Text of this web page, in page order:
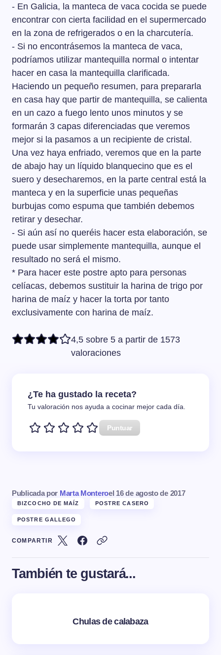
la parte central está la manteca y en la superficie unas
pequeñas burbujas como espuma que también
debemos retirar y desechar.
- En Galicia, la manteca de vaca cocida se puede
encontrar con cierta facilidad en el supermercado
en la zona de refrigerados o en la charcutería.
- Si no encontrásemos la manteca de vaca,
podríamos utilizar mantequilla normal o intentar
hacer en casa la mantequilla clarificada.
Haciendo un pequeño resumen, para prepararla
en casa hay que partir de mantequilla, se calienta
en un cazo a fuego lento unos minutos y se
formarán 3 capas diferenciadas que veremos
mejor si la pasamos a un recipiente de cristal.
Una vez haya enfriado, veremos que en la parte
de abajo hay un líquido blanquecino que es el
suero y desecharemos, en la parte central está la
manteca y en la superficie unas pequeñas
burbujas como espuma que también debemos
retirar y desechar.
- Si aún así no queréis hacer esta elaboración, se
puede usar simplemente mantequilla, aunque el
resultado no será el mismo.
* Para hacer este postre apto para personas
celíacas, debemos sustituir la harina de trigo por
harina de maíz y hacer la torta por tanto
exclusivamente con harina de maíz.
4,5 sobre 5 a partir de 1573
valoraciones
¿Te ha gustado la receta?
Tu valoración nos ayuda a cocinar mejor cada día.
Puntuar
Publicada por Marta Monteroel 16 de agosto de 2017
BIZCOCHO DE MAÍZ POSTRE CASERO
POSTRE GALLEGO
COMPARTIR
También te gustará...
Chulas de calabaza